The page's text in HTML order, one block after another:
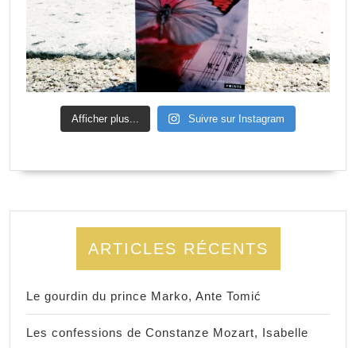
Afficher plus... Suivre sur Instagram
ARTICLES RÉCENTS
Le gourdin du prince Marko, Ante Tomić
Les confessions de Constanze Mozart, Isabelle